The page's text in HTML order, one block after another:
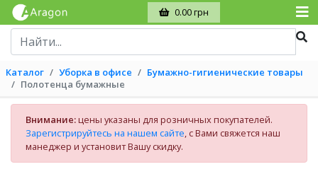
0.00 грн
Каталог Уборка в офисе
Бумажно-гигиенические товары
Полотенца бумажные
Внимание:цены указаны для розничных покупателей.
Зарегистрируйтесь на нашем сайте, с Вами свяжется наш
манеджер и установит Вашу скидку.